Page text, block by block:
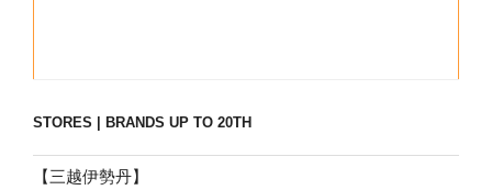
STORES | BRANDS UP TO 20TH
【三越伊勢丹】